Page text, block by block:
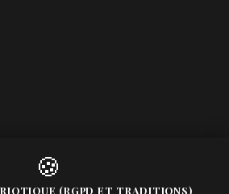
🍪
(RGPD ET TRADITIONS)